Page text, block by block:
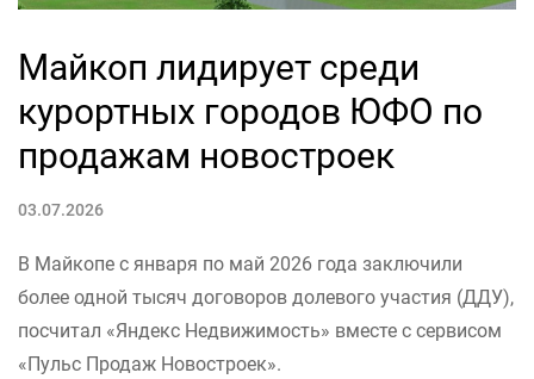
Майкоп лидирует среди
курортных городов ЮФО по
продажам новостроек
03.07.2026
В Майкопе с января по май 2026 года заключили
более одной тысяч договоров долевого участия (ДДУ),
посчитал «Яндекс Недвижимость» вместе с сервисом
«Пульс Продаж Новостроек».